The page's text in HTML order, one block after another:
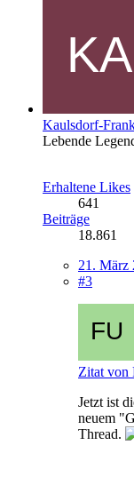
Kaulsdorf-
Lebende
Erhaltene Likes
641
Beiträge
18.861
21. März
#3
Zitat von
Jetzt ist
neuem
Thread.